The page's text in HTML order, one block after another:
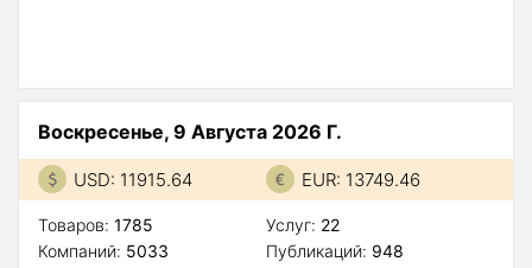
Воскресенье, 9 Августа 2026 Г.
USD: 11915.64 EUR: 13749.46
Товаров: 1785
Компаний: 5033
Услуг: 22
Публикаций: 948